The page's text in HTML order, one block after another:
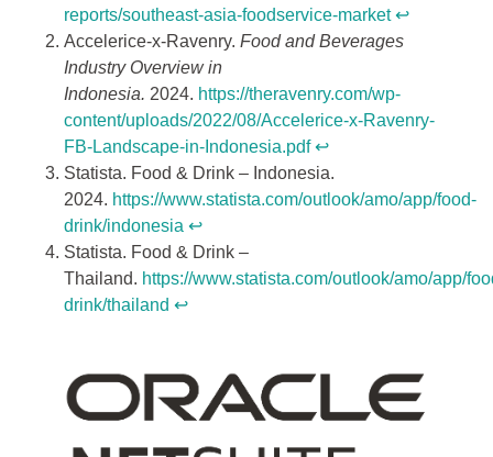
reports/southeast-asia-foodservice-market ↩︎
Accelerice-x-Ravenry. Food and Beverages
Industry Overview in
Indonesia. 2024. https://theravenry.com/wp-
content/uploads/2022/08/Accelerice-x-Ravenry-
FB-Landscape-in-Indonesia.pdf ↩︎
Statista. Food & Drink – Indonesia.
2024. https://www.statista.com/outlook/amo/app/food-
drink/indonesia ↩︎
Statista. Food & Drink –
Thailand. https://www.statista.com/outlook/amo/app/
drink/thailand ↩︎